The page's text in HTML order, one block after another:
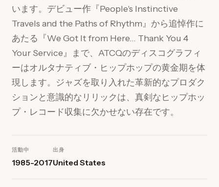
います。デビュー作『People's Instinctive
Travels and the Paths of Rhythm』から追悼作に
あたる『We Got It from Here... Thank You 4
Your Service』まで、ATCQのディスコグラフィ
ーはオルタナティブ・ヒップホップの黄金期を体
現します。ジャズを取り入れた革新的なプロダク
ションと意識的なリリックは、真剣なヒップホッ
プ・レコード収集に欠かせない存在です。
活動中
1985-2017
出身
United States